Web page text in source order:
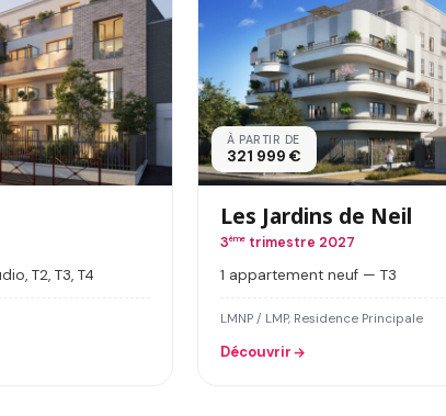
T2, T3, T4
À PARTIR DE
321 999 €
Les Jardins de Neil
3ème trimestre 2027
1 appartement neuf — T3
LMNP / LMP, Residence Principale
Découvrir